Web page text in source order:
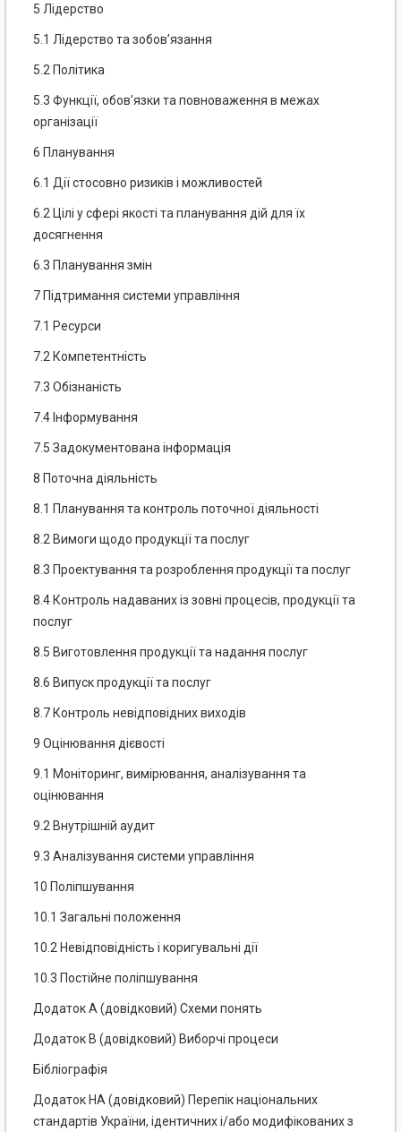
5 Лідерство
5.1 Лідерство та зобов’язання
5.2 Політика
5.3 Функції, обов’язки та повноваження в межах
організації
6 Планування
6.1 Дії стосовно ризиків і можливостей
6.2 Цілі у сфері якості та планування дій для їх
досягнення
6.3 Планування змін
7 Підтримання системи управління
7.1 Ресурси
7.2 Компетентність
7.3 Обізнаність
7.4 Інформування
7.5 Задокументована інформація
8 Поточна діяльність
8.1 Планування та контроль поточної діяльності
8.2 Вимоги щодо продукції та послуг
8.3 Проектування та розроблення продукції та послуг
8.4 Контроль надаваних із зовні процесів, продукції та
послуг
8.5 Виготовлення продукції та надання послуг
8.6 Випуск продукції та послуг
8.7 Контроль невідповідних виходів
9 Оцінювання дієвості
9.1 Моніторинг, вимірювання, аналізування та
оцінювання
9.2 Внутрішній аудит
9.3 Аналізування системи управління
10 Поліпшування
10.1 Загальні положення
10.2 Невідповідність і коригувальні дії
10.3 Постійне поліпшування
Додаток А (довідковий) Схеми понять
Додаток В (довідковий) Виборчі процеси
Бібліографія
Додаток НА (довідковий) Перепік національних
стандартів України, ідентичних і/або модифікованих з